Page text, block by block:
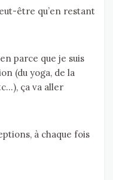
être qu’en restant
parce que je suis
(du yoga, de la
ça va aller
à chaque fois